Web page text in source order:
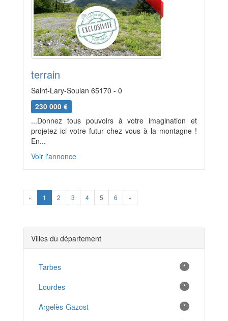
terrain
Saint-Lary-Soulan 65170 - 0
230 000 €
...Donnez tous pouvoirs à votre imagination et
projetez ici votre futur chez vous à la montagne !
En...
Voir l'annonce
« Previous
1 2 3 4 5 6 »
Villes du département
Tarbes *
Lourdes *
Argelès-Gazost *